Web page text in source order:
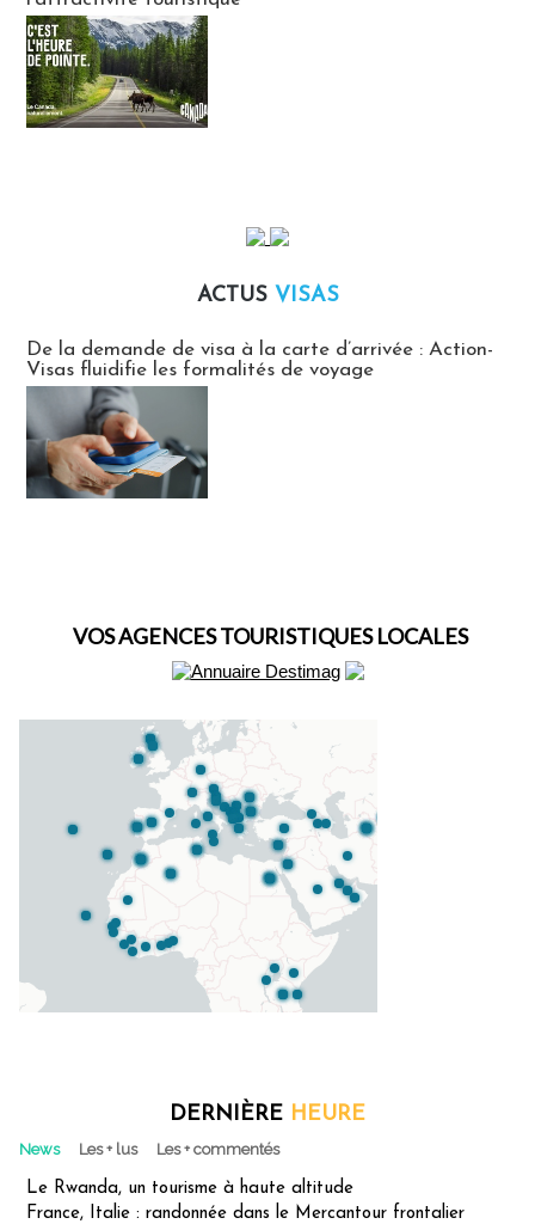
ACTUS VISAS
De la demande de visa à la carte d’arrivée : Action-
Visas fluidifie les formalités de voyage
VOS AGENCES TOURISTIQUES LOCALES
DERNIÈRE HEURE
News Les + lus Les + commentés
Le Rwanda, un tourisme à haute altitude
France, Italie : randonnée dans le Mercantour frontalier